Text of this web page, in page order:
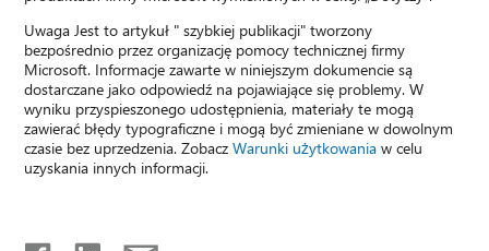
Uwaga Jest to artykuł " szybkiej publikacji" tworzony
bezpośrednio przez organizację pomocy technicznej firmy
Microsoft. Informacje zawarte w niniejszym dokumencie są
dostarczane jako odpowiedź na pojawiające się problemy. W
wyniku przyspieszonego udostępnienia, materiały te mogą
zawierać błędy typograficzne i mogą być zmieniane w dowolnym
czasie bez uprzedzenia. ZobaczWarunki użytkowania w celu
uzyskania innych informacji.